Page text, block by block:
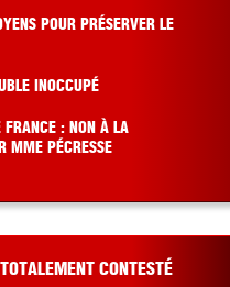
POUR PRÉSERVER LE
INOCCUPÉ
FRANCE : NON À LA
MME PÉCRESSE
CONTESTÉ